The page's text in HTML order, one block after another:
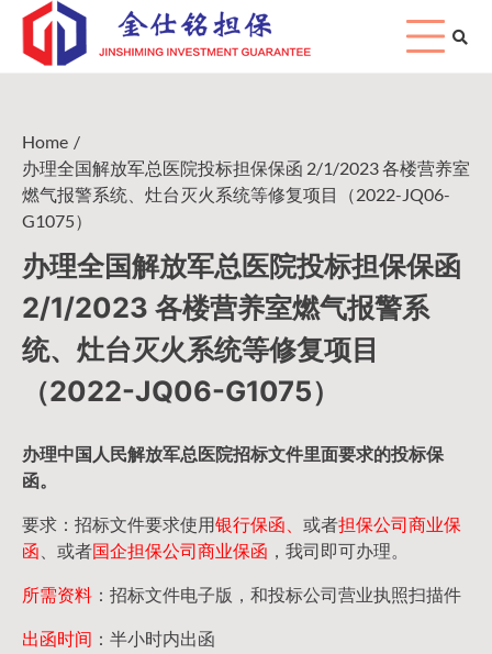
Skip
content
Home
办理全国解放军总医院投标担保保函 2/1/2023 各楼营养室
燃气报警系统、灶台灭火系统等修复项目（2022-JQ06-
G1075）
办理全国解放军总医院投标担保保函
2/1/2023 各楼营养室燃气报警系
统、灶台灭火系统等修复项目
（2022-JQ06-G1075）
办理中国人民解放军总医院招标文件里面要求的投标保
函。
要求：招标文件要求使用银行保函、 或者担保公司商业保
函 、或者国企担保公司商业保函 ，我司即可办理。
所需资料 ：招标文件电子版，和投标公司营业执照扫描件
出函时间 ：半小时内出函